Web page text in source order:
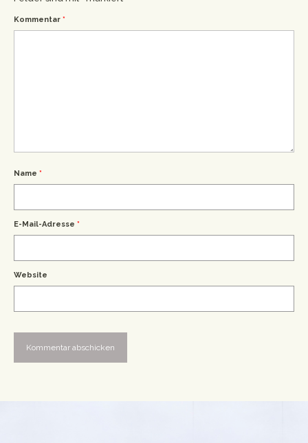
Kommentar *
Name *
E-Mail-Adresse *
Website